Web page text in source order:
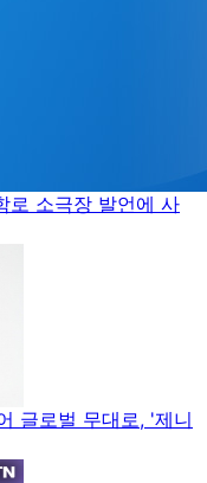
로 소극장 발언에 사
글로벌 무대로, '제니